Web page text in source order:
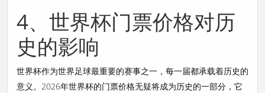
4、世界杯门票价格对历
史的影响
世界杯作为世界足球最重要的赛事之一，每一届都承载着历史的
意义。2026年世界杯的门票价格无疑将成为历史的一部分，它